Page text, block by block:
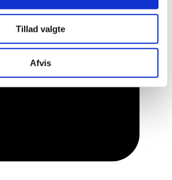
Tillad valgte
Afvis